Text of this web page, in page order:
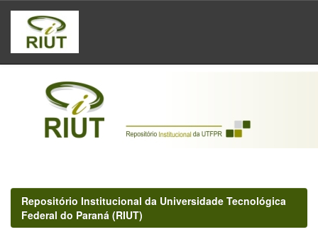
Skip
navigation
Repositório Institucional da Universidade Tecnológica
Federal do Paraná (RIUT)